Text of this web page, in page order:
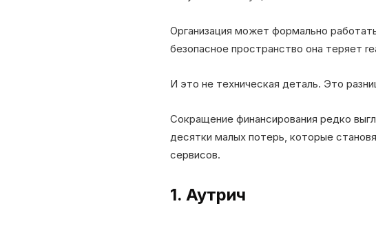
Организация может формально
безопасное пространство она теряет
И это не техническая деталь. Это
Сокращение финансирования редко
десятки малых потерь, которые
сервисов.
1. Аутрич